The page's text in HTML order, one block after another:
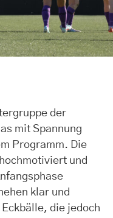
der
mit Spannung
Programm. Die
und
klar und
die jedoch